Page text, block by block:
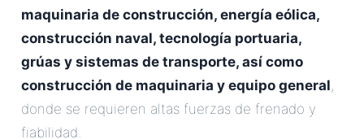
maquinaria de construcción, energía eólica,
construcción naval, tecnología portuaria,
grúas y sistemas de transporte, así como
construcción de maquinaria y equipo general,
donde se requieren altas fuerzas de frenado y
fiabilidad.